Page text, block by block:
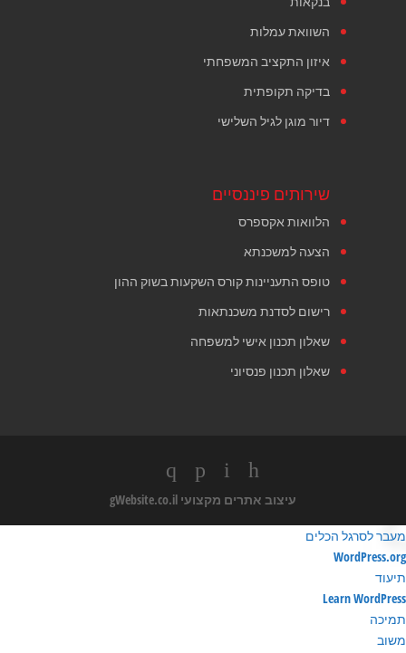
השוואת עמלות
איזון התקציב המשפחתי
בדיקה תקופתית
דיור מוגן לגיל השלישי
שירותים פיננסיים
הלוואות אקספרס
הצעה למשכנתא
טופס התעניינות קורס השקעות בשוק ההון
רישום לסדנת משכנתאות
שאלון תכנון אישי למשפחה
שאלון תכנון פנסיוני
עיצוב אתרים מקצועי
מעבר לסרגל הכלים
אודות
וורדפרס
WordPress.org
תיעוד
Learn WordPress
תמיכה
משוב